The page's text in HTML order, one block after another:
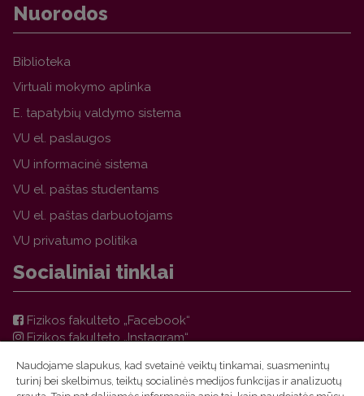
Nuorodos
Biblioteka
Virtuali mokymo aplinka
E. tapatybių valdymo sistema
VU el. paslaugos
VU informacinė sistema
VU el. paštas studentams
VU el. paštas darbuotojams
VU privatumo politika
Socialiniai tinklai
Fizikos fakulteto „Facebook“
Fizikos fakulteto „Instagram“
VU FF TFAI Molėtų astronomijos observatorijos
„Facebook“
Naudojame slapukus, kad svetainė veiktų tinkamai, suasmenintų
turinį bei skelbimus, teiktų socialinės medijos funkcijas ir analizuotų